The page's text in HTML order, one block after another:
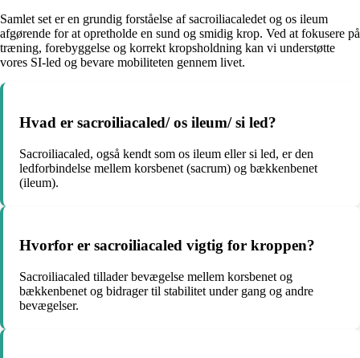
Samlet set er en grundig forståelse af sacroiliacaledet og os ileum
afgørende for at opretholde en sund og smidig krop. Ved at fokusere på
træning, forebyggelse og korrekt kropsholdning kan vi understøtte
vores SI-led og bevare mobiliteten gennem livet.
Hvad er sacroiliacaled/ os ileum/ si led?
Sacroiliacaled, også kendt som os ileum eller si led, er den
ledforbindelse mellem korsbenet (sacrum) og bækkenbenet
(ileum).
Hvorfor er sacroiliacaled vigtig for kroppen?
Sacroiliacaled tillader bevægelse mellem korsbenet og
bækkenbenet og bidrager til stabilitet under gang og andre
bevægelser.